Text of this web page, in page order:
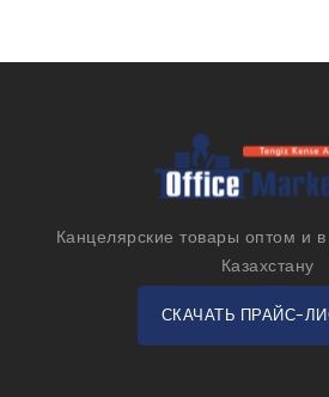
Канцелярские товары оптом и
Казахстану
СКАЧАТЬ ПРАЙС-